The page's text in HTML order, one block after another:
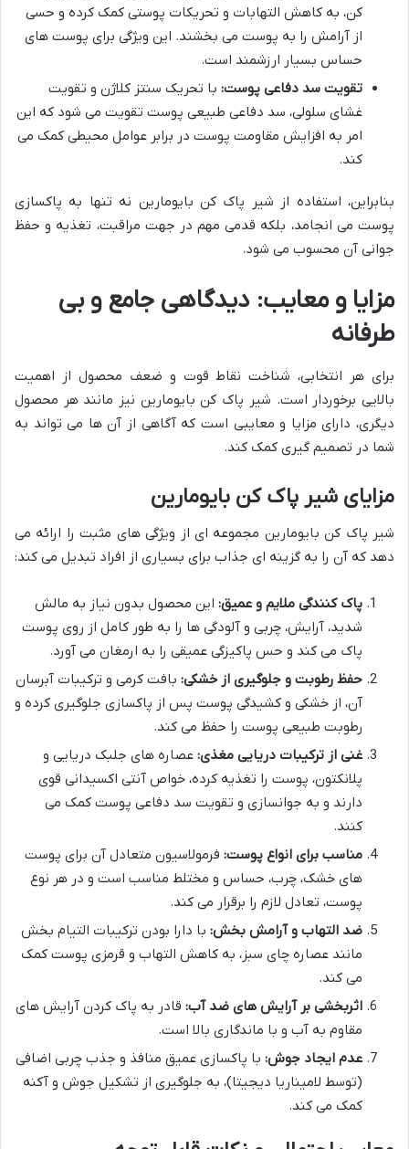
کن، به کاهش التهابات و تحریکات پوستی کمک کرده و حسی
از آرامش را به پوست می بخشند. این ویژگی برای پوست های
حساس بسیار ارزشمند است.
تقویت سد دفاعی پوست: با تحریک سنتز کلاژن و تقویت
غشای سلولی، سد دفاعی طبیعی پوست تقویت می شود که این
امر به افزایش مقاومت پوست در برابر عوامل محیطی کمک می
کند.
بنابراین، استفاده از شیر پاک کن بایومارین نه تنها به پاکسازی
پوست می انجامد، بلکه قدمی مهم در جهت مراقبت، تغذیه و حفظ
جوانی آن محسوب می شود.
مزایا و معایب: دیدگاهی جامع و بی
طرفانه
برای هر انتخابی، شناخت نقاط قوت و ضعف محصول از اهمیت
بالایی برخوردار است. شیر پاک کن بایومارین نیز مانند هر محصول
دیگری، دارای مزایا و معایبی است که آگاهی از آن ها می تواند به
شما در تصمیم گیری کمک کند.
مزایای شیر پاک کن بایومارین
شیر پاک کن بایومارین مجموعه ای از ویژگی های مثبت را ارائه می
دهد که آن را به گزینه ای جذاب برای بسیاری از افراد تبدیل می کند:
پاک کنندگی ملایم و عمیق: این محصول بدون نیاز به مالش
شدید، آرایش، چربی و آلودگی ها را به طور کامل از روی پوست
پاک می کند و حس پاکیزگی عمیقی را به ارمغان می آورد.
حفظ رطوبت و جلوگیری از خشکی: بافت کرمی و ترکیبات آبرسان
آن، از خشکی و کشیدگی پوست پس از پاکسازی جلوگیری کرده و
رطوبت طبیعی پوست را حفظ می کند.
غنی از ترکیبات دریایی مغذی: عصاره های جلبک دریایی و
پلانکتون، پوست را تغذیه کرده، خواص آنتی اکسیدانی قوی
دارند و به جوانسازی و تقویت سد دفاعی پوست کمک می
کنند.
مناسب برای انواع پوست: فرمولاسیون متعادل آن برای پوست
های خشک، چرب، حساس و مختلط مناسب است و در هر نوع
پوست، تعادل لازم را برقرار می کند.
ضد التهاب و آرامش بخش: با دارا بودن ترکیبات التیام بخش
مانند عصاره چای سبز، به کاهش التهاب و قرمزی پوست کمک
می کند.
اثربخشی بر آرایش های ضد آب: قادر به پاک کردن آرایش های
مقاوم به آب و با ماندگاری بالا است.
عدم ایجاد جوش: با پاکسازی عمیق منافذ و جذب چربی اضافی
(توسط لامیناریا دیجیتا)، به جلوگیری از تشکیل جوش و آکنه
کمک می کند.